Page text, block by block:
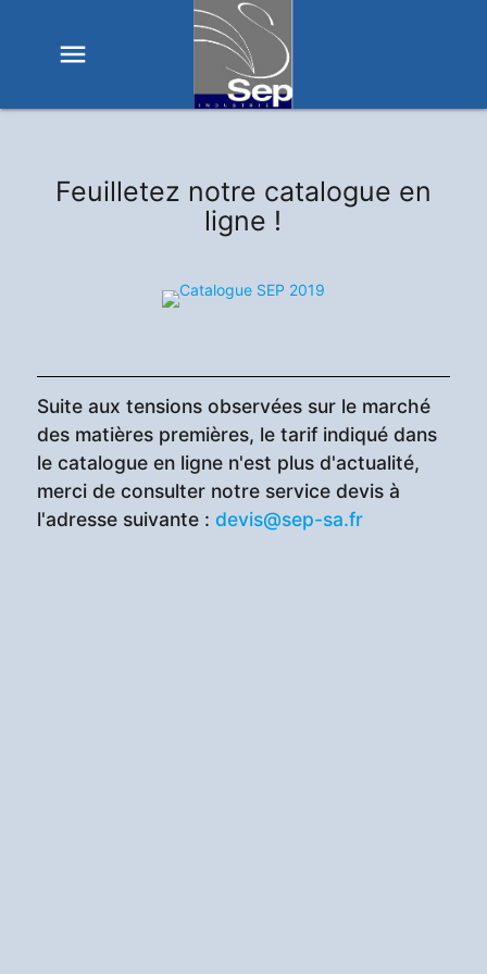
menu
Feuilletez notre catalogue en
ligne !
Suite aux tensions observées sur le marché
des matières premières, le tarif indiqué dans
le catalogue en ligne n'est plus d'actualité,
merci de consulter notre service devis à
l'adresse suivante : devis@sep-sa.fr